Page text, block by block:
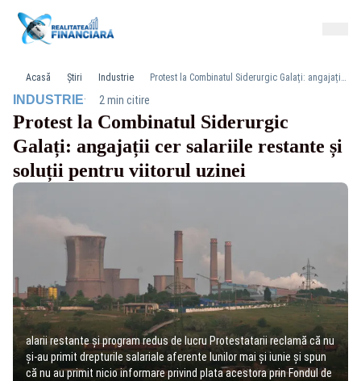
Acasă Știri Industrie Protest la Combinatul Siderurgic Galați: angajații cer salariile restante și soluții pentru viitorul uzinei
INDUSTRIE· 2 min citire
Protest la Combinatul Siderurgic
Galați: angajații cer salariile restante și
soluții pentru viitorul uzinei
alarii restante și program redus de lucru Protestatarii reclamă că nu
și-au primit drepturile salariale aferente lunilor mai și iunie și spun
că nu au primit nicio informare privind plata acestora prin Fondul de